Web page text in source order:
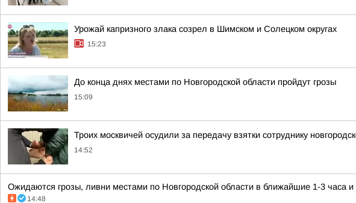
Урожай капризного злака созрел в Шимском и Солецком округах
15:23
До конца днях местами по Новгородской области пройдут грозы
15:09
Троих москвичей осудили за передачу взятки сотруднику
14:52
Ожидаются грозы, ливни местами по Новгородской области в ближайшие 1-3 часа
14:48